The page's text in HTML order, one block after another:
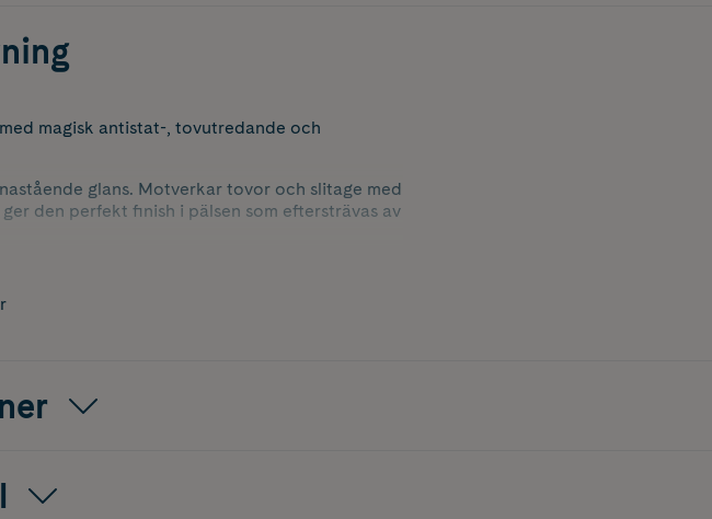
magisk antistat-, tovutredande och
glans. Motverkar tovor och slitage med
den perfekt finish i pälsen som eftersträvas av